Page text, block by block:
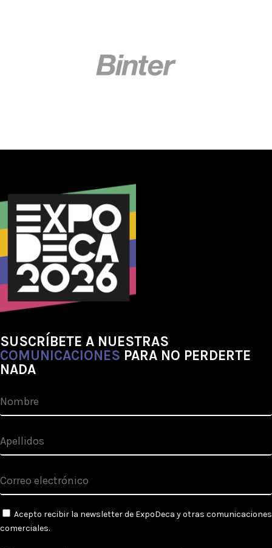
SUSCRÍBETE A NUESTRAS
COMUNICACIONES PARA NO PERDERTE
NADA
Acepto recibir la newsletter de ExpoDeca y otras comunicaciones
comerciales.